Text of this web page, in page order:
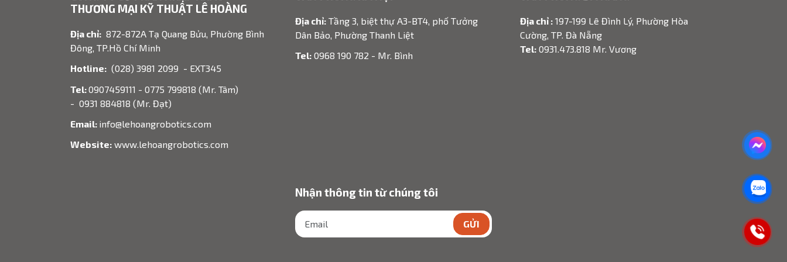
THƯƠNG MẠI KỸ THUẬT LÊ HOÀNG
Địa chỉ: 872-872A Tạ Quang Bửu, Phường Bình
Đông, TP.Hồ Chí Minh
Hotline: (028) 3981 2099 - EXT345
Tel:0907459111 - 0775 799818 (Mr. Tâm)
- 0931 884818 (Mr. Đạt)
Email: info@lehoangrobotics.com
Website:www.lehoangrobotics.com
Địa chỉ:Tầng 3, biệt thự A3-BT4, phố Tưởng
Dân Bảo, Phường Thanh Liệt
Tel:0968 190 782 - Mr. Bình
Địa chỉ : 197-199 Lê Đình Lý, Phường Hòa
Cường, TP. Đà Nẵng
Tel: 0931.473.818 Mr. Vương
Nhận thông tin từ chúng tôi
GỬI